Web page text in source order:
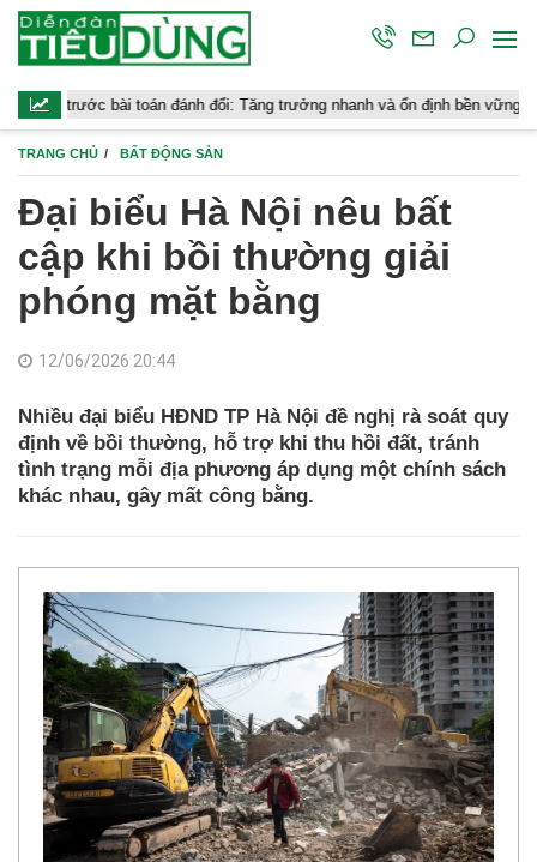
toán đánh đổi: Tăng trưởng nhanh và ổn định bền vững Chứng
TRANG CHỦ BẤT ĐỘNG SẢN
Đại biểu Hà Nội nêu bất
cập khi bồi thường giải
phóng mặt bằng
12/06/2026 20:44
Nhiều đại biểu HĐND TP Hà Nội đề nghị rà soát quy
định về bồi thường, hỗ trợ khi thu hồi đất, tránh
tình trạng mỗi địa phương áp dụng một chính sách
khác nhau, gây mất công bằng.